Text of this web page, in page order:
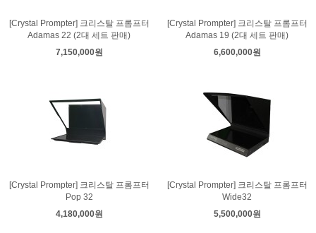
[Crystal Prompter] 크리스탈 프롬프터
Adamas 22 (2대 세트 판매)
7,150,000원
[Crystal Prompter] 크리스탈 프롬프터
Adamas 19 (2대 세트 판매)
6,600,000원
[Crystal Prompter] 크리스탈 프롬프터
Pop 32
4,180,000원
[Crystal Prompter] 크리스탈 프롬프터
Wide32
5,500,000원